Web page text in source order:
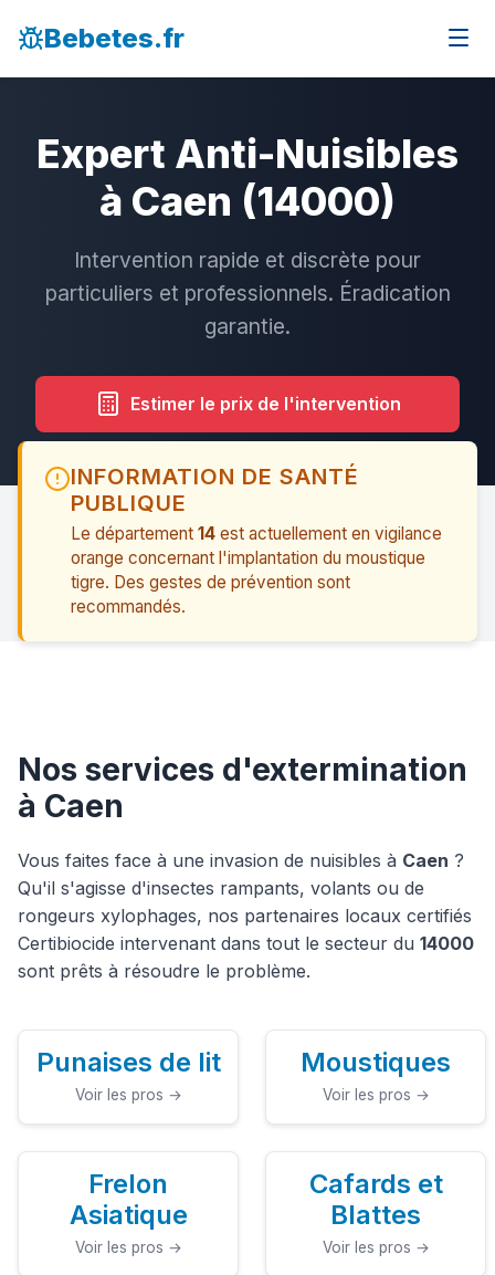
Bebetes.fr
Expert Anti-Nuisibles
à Caen (14000)
Intervention rapide et discrète pour
particuliers et professionnels. Éradication
garantie.
Estimer le prix de l'intervention
INFORMATION DE SANTÉ
PUBLIQUE
Le département 14 est actuellement en vigilance
orange concernant l'implantation du moustique
tigre. Des gestes de prévention sont
recommandés.
Nos services d'extermination
à Caen
Vous faites face à une invasion de nuisibles à Caen ?
Qu'il s'agisse d'insectes rampants, volants ou de
rongeurs xylophages, nos partenaires locaux certifiés
Certibiocide intervenant dans tout le secteur du 14000
sont prêts à résoudre le problème.
Punaises de lit
Voir les pros →
Moustiques
Voir les pros →
Frelon
Asiatique
Voir les pros →
Cafards et
Blattes
Voir les pros →